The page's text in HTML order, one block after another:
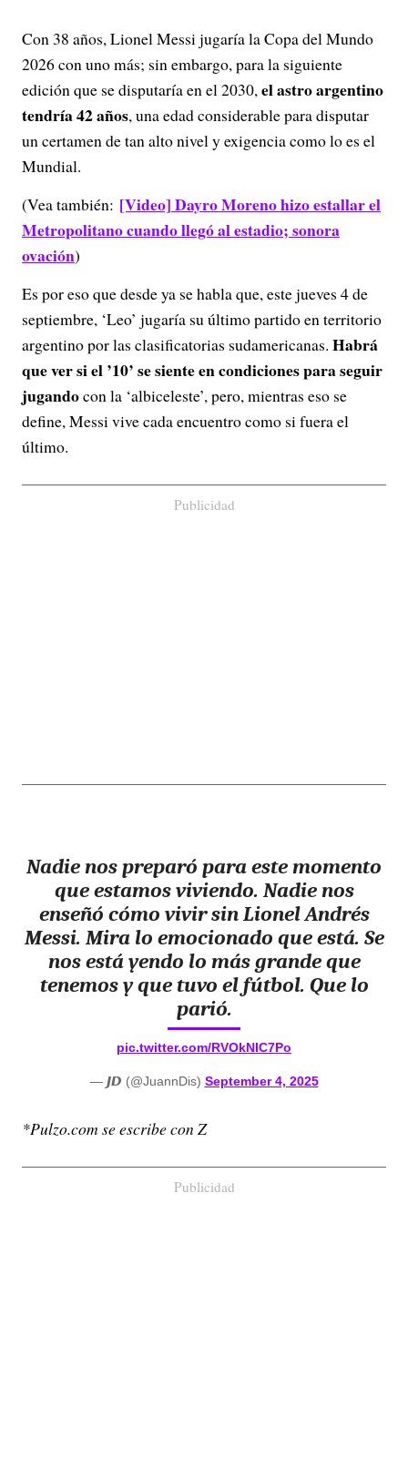
Con 38 años, Lionel Messi jugaría la Copa del Mundo
2026 con uno más; sin embargo, para la siguiente
edición que se disputaría en el 2030,el astro argentino
tendría 42 años, una edad considerable para disputar
un certamen de tan alto nivel y exigencia como lo es el
Mundial.
(Vea también: [Video] Dayro Moreno hizo estallar el
Metropolitano cuando llegó al estadio; sonora
ovación)
Es por eso que desde ya se habla que, este jueves 4 de
septiembre, ‘Leo’ jugaría su último partido en territorio
argentino por las clasificatorias sudamericanas. Habrá
que ver si el ’10’ se siente en condiciones para seguir
jugandocon la ‘albiceleste’, pero, mientras eso se
define, Messi vive cada encuentro como si fuera el
último.
Publicidad
Nadie nos preparó para este momento
que estamos viviendo. Nadie nos
enseñó cómo vivir sin Lionel Andrés
Messi. Mira lo emocionado que está. Se
nos está yendo lo más grande que
tenemos y que tuvo el fútbol. Que lo
parió.
pic.twitter.com/RVOkNIC7Po
— 𝙅𝘿 (@JuannDis) September 4, 2025
*Pulzo.com se escribe con Z
Publicidad